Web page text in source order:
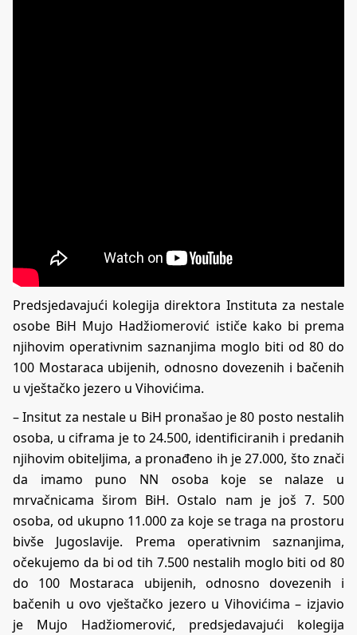
Predsjedavajući kolegija direktora Instituta za nestale
osobe BiH Mujo Hadžiomerović ističe kako bi prema
njihovim operativnim saznanjima moglo biti od 80 do
100 Mostaraca ubijenih, odnosno dovezenih i bačenih
u vještačko jezero u Vihovićima.
– Insitut za nestale u BiH pronašao je 80 posto nestalih
osoba, u ciframa je to 24.500, identificiranih i predanih
njihovim obiteljima, a pronađeno ih je 27.000, što znači
da imamo puno NN osoba koje se nalaze u
mrvačnicama širom BiH. Ostalo nam je još 7. 500
osoba, od ukupno 11.000 za koje se traga na prostoru
bivše Jugoslavije. Prema operativnim saznanjima,
očekujemo da bi od tih 7.500 nestalih moglo biti od 80
do 100 Mostaraca ubijenih, odnosno dovezenih i
bačenih u ovo vještačko jezero u Vihovićima – izjavio
je Mujo Hadžiomerović, predsjedavajući kolegija